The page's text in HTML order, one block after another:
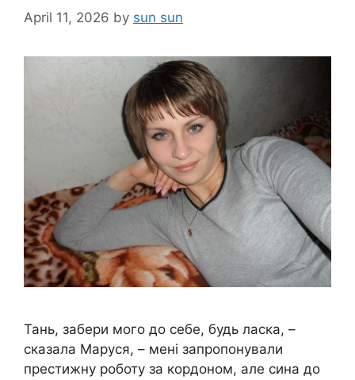
April 11, 2026 by sun sun
Тань, забери мого до себе, будь ласка, –
сказала Маруся, – мені запропонували
престижну роботу за кордоном, але сина до